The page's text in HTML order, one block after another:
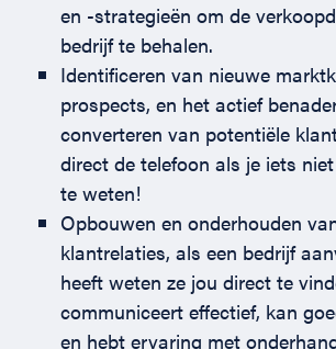
en -strategieën om de
bedrijf te behalen.
Identificeren van nieuwe
prospects, en het actief
converteren van potentiële
direct de telefoon als je iets
te weten!
Opbouwen en onderhouden
klantrelaties, als een bedrijf
heeft weten ze jou direct te
communiceert effectief, kan
en hebt ervaring met